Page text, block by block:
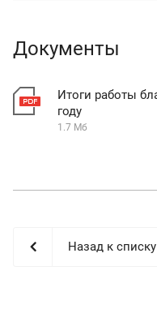
Документы
Итоги работы
году
1.7 Мб
Назад к списку